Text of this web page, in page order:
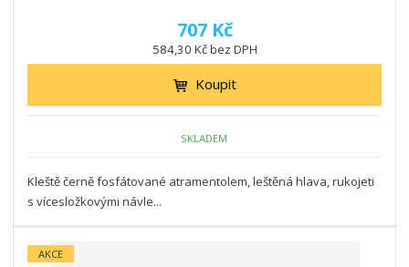
707 Kč
584,30 Kč bez DPH
Koupit
SKLADEM
Kleště černě fosfátované atramentolem, leštěná hlava, rukojeti
s vícesložkovými návle...
AKCE